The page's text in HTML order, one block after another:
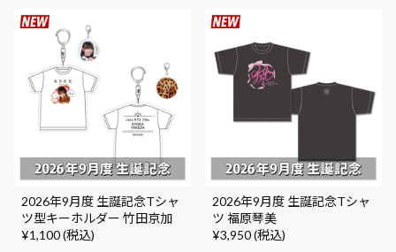
2026年9月度 生誕記念Tシャ
ツ型キーホルダー 竹田京加
¥1,100 (税込)
2026年9月度 生誕記念Tシャ
ツ 福原琴美
¥3,950 (税込)